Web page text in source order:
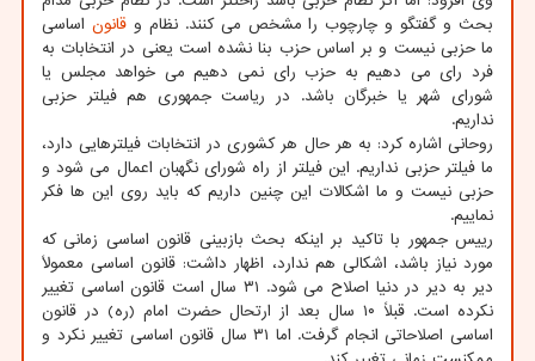
بحث و گفتگو و چارچوب را مشخص می کنند. نظام وقانون اساسی
ما حزبی نیست و بر اساس حزب بنا نشده است یعنی در انتخابات به
فرد رای می دهیم به حزب رای نمی دهیم می خواهد مجلس یا
شورای شهر یا خبرگان باشد. در ریاست جمهوری هم فیلتر حزبی
نداریم.
روحانی اشاره کرد: به هر حال هر کشوری در انتخابات فیلترهایی دارد،
ما فیلتر حزبی نداریم. این فیلتر از راه شورای نگهبان اعمال می شود و
حزبی نیست و ما اشکالات این چنین داریم که باید روی این ها فکر
نماییم.
رییس جمهور با تاکید بر اینکه بحث بازبینی قانون اساسی زمانی که
مورد نیاز باشد، اشکالی هم ندارد، اظهار داشت: قانون اساسی معمولاً
دیر به دیر در دنیا اصلاح می شود. ۳۱ سال است قانون اساسی تغییر
نکرده است. قبلاً ۱۰ سال بعد از ارتحال حضرت امام (ره) در قانون
اساسی اصلاحاتی انجام گرفت. اما ۳۱ سال قانون اساسی تغییر نکرد و